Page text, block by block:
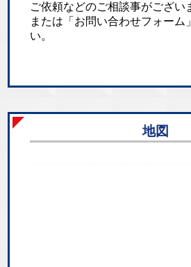
ご依頼などのご相談事がござい
または「お問い合わせフォーム
い。
地図